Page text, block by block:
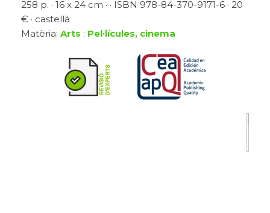
258 p. · 16 x 24 cm · · ISBN 978-84-370-9171-6 · 20
€ · castellà
Matèria: Arts : Pel·lícules, cinema